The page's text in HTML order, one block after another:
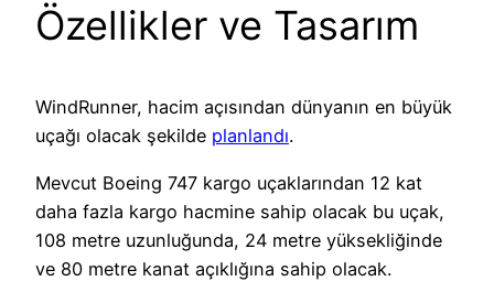
Özellikler ve Tasarım
WindRunner, hacim açısından dünyanın en büyük
uçağı olacak şekilde planlandı.
Mevcut Boeing 747 kargo uçaklarından 12 kat
daha fazla kargo hacmine sahip olacak bu uçak,
108 metre uzunluğunda, 24 metre yüksekliğinde
ve 80 metre kanat açıklığına sahip olacak.